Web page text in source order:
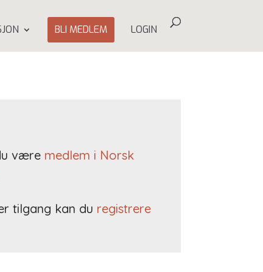
BLI MEDLEM LOGIN
være medlem i Norsk
tilgang kan du registrere